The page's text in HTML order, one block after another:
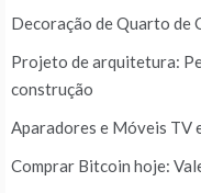
Decoração de Quarto de
Projeto de arquitetura:
construção
Aparadores e Móveis TV
Comprar Bitcoin hoje: